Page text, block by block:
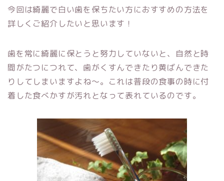
今回は綺麗で白い歯を保ちたい方におすすめの方法を
詳しくご紹介したいと思います！
歯を常に綺麗に保とうと努力していないと、自然と時
間がたつにつれて、歯がくすんできたり黄ばんできた
りしてしまいますよね～。これは普段の食事の時に付
着した食べかすが汚れとなって表れているのです。